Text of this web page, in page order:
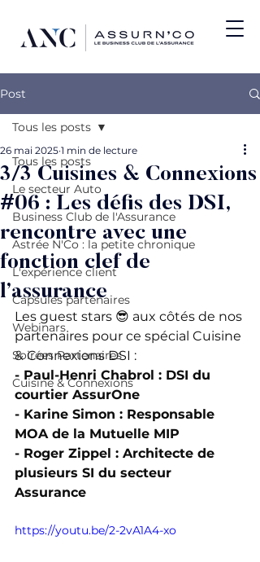
Post
Tous les posts
Le secteur Auto
Business Club de l'Assurance
Astrée N'Co : la petite chronique
L'expérience client
Capsules partenaires
Webinars
Soirées Partenaires
Cuisine & Connexions
Tous les posts
3/3 Cuisines & Connexions
#06 : Les défis des DSI,
rencontre avec une
fonction clef de
l’assurance
26 mai 2025 1 min de lecture
Les guest stars 😎 aux côtés de nos
partenaires pour ce spécial Cuisine
& Connexions DSI :
- Paul-Henri Chabrol : DSI du
courtier AssurOne
- Karine Simon : Responsable
MOA de la Mutuelle MIP
- Roger Zippel : Architecte de
plusieurs SI du secteur
Assurance
https://youtu.be/2-2vA1A4-xo